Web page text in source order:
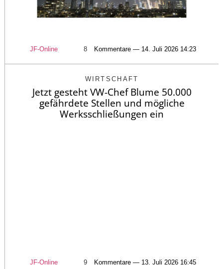
JF-Online 8 Kommentare — 14. Juli 2026 14:23
WIRTSCHAFT
Jetzt gesteht VW-Chef Blume 50.000
gefährdete Stellen und mögliche
Werksschließungen ein
JF-Online 9 Kommentare — 13. Juli 2026 16:45